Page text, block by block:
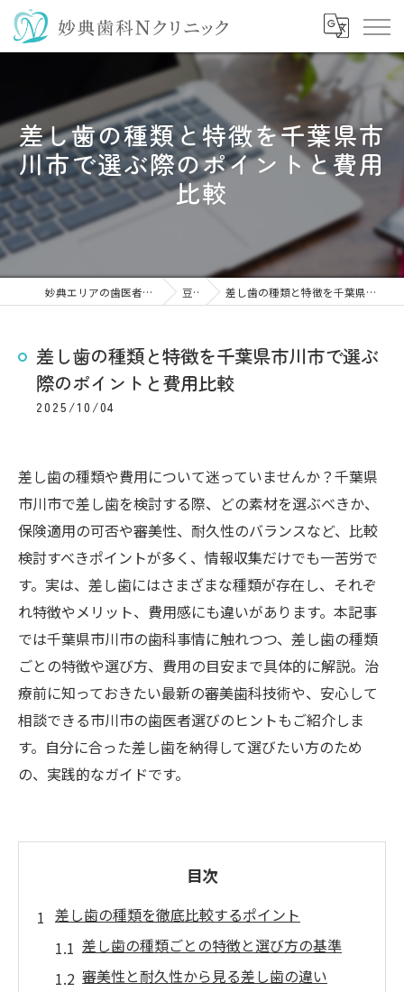
差し歯の種類と特徴を千葉県市
川市で選ぶ際のポイントと費用
比較
妙典エリアの歯医者なら妙典歯科Nクリニック 豆知識 差し歯の種類と特徴を千葉県市川市で選ぶ際のポイントと費用比較
差し歯の種類と特徴を千葉県市川市で選ぶ
際のポイントと費用比較
2025/10/04
差し歯の種類や費用について迷っていませんか？千葉県
市川市で差し歯を検討する際、どの素材を選ぶべきか、
保険適用の可否や審美性、耐久性のバランスなど、比較
検討すべきポイントが多く、情報収集だけでも一苦労で
す。実は、差し歯にはさまざまな種類が存在し、それぞ
れ特徴やメリット、費用感にも違いがあります。本記事
では千葉県市川市の歯科事情に触れつつ、差し歯の種類
ごとの特徴や選び方、費用の目安まで具体的に解説。治
療前に知っておきたい最新の審美歯科技術や、安心して
相談できる市川市の歯医者選びのヒントもご紹介しま
す。自分に合った差し歯を納得して選びたい方のため
の、実践的なガイドです。
目次
差し歯の種類を徹底比較するポイント
差し歯の種類ごとの特徴と選び方の基準
審美性と耐久性から見る差し歯の違い